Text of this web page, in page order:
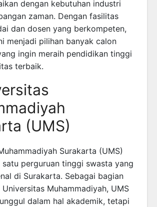
dengan kebutuhan industri
zaman. Dengan fasilitas
dan dosen yang berkompeten,
menjadi pilihan banyak calon
ingin meraih pendidikan tinggi
terbaik.
(UMS)
Surakarta (UMS)
satu perguruan tinggi swasta yang
di Surakarta. Sebagai bagian
Muhammadiyah, UMS
dalam hal akademik, tetapi